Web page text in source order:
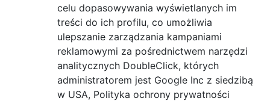
celu dopasowywania wyświetlanych im
treści do ich profilu, co umożliwia
ulepszanie zarządzania kampaniami
reklamowymi za pośrednictwem narzędzi
analitycznych DoubleClick, których
administratorem jest Google Inc z siedzibą
w USA, Polityka ochrony prywatności